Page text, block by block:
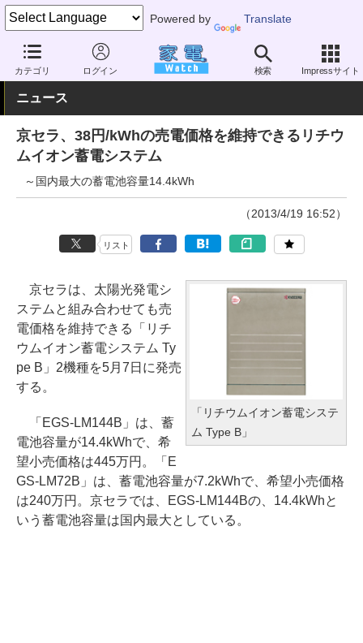
Powered by Translate
カテゴリ ログイン 検索 Impressサイト
家電 Watch エネルギー エネルギー 太陽電池
ニュース
京セラ、38円/kWhの売電価格を維持できるリチウ
ムイオン蓄電システム
～国内最大の蓄電池容量14.4kWh
（2013/4/19 16:52）
リスト
「リチウムイオン蓄電システ
ム Type B」
京セラは、太陽光発電シ
ステムと組み合わせても売
電価格を維持できる「リチ
ウムイオン蓄電システム Ty
pe B」2機種を5月7日に発売
する。
「EGS-LM144B」は、蓄
電池容量が14.4kWhで、希
望小売価格は445万円。「E
GS-LM72B」は、蓄電池容量が7.2kWhで、希望小売価格
は240万円。京セラでは、EGS-LM144Bの、14.4kWhと
いう蓄電池容量は国内最大としている。